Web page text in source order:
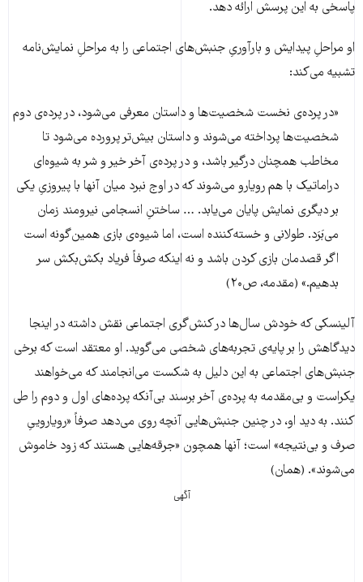
پاسخی به این پرسش ارائه دهد.
او مراحلِ پیدایش و بارآوریِ جنبش‌های اجتماعی را به مراحلِ نمایش‌نامه
تشبیه می‌کند:
«در ‌پرده‌ی نخست شخصیت‌ها و داستان معرفی می‌شود، در ‌پرده‌ی دوم
شخصیت‌ها پرداخته می‌شوند و داستان بیش‌تر پرورده می‌شود تا
مخاطب همچنان درگیر باشد، و در پرده‌ی آخر خیر و شر به شیوه‌ای
دراماتیک با هم رویارو می‌شوند که در اوج نبرد میان آنها با پیروزیِ یکی
بر دیگری نمایش‌ پایان می‌یابد. … ساختنِ انسجامی نیرومند زمان
می‌بَرَد. طولانی و خسته‌کننده است، اما شیوه‌ی بازی همین‌گونه است
اگر قصدمان بازی کردن باشد و نه اینکه صرفاً فریاد بکش‌بکش سر
بدهیم.» (مقدمه، ص۲۰)
آلینسکی که خودش سال‌ها در کنش‌گری اجتماعی نقش داشته در اینجا
دیدگاهش را بر پایه‌ی تجربه‌های شخصی می‌گوید. او معتقد است که برخی
جنبش‌های اجتماعی به این دلیل به شکست می‌انجامند که می‌خواهند
یکراست و بی‌مقدمه به ‌پرده‌ی آخر برسند بی‌آنکه پرده‌های اول و دوم را طی
کنند. به دید او، در چنین جنبش‌هایی آنچه روی می‌دهد صرفاً «رویاروییِ
صرف و بی‌نتیجه» است؛ آنها همچون «جرقه‌هایی هستند که زود خاموش
می‌شوند». (همان)
آگهی